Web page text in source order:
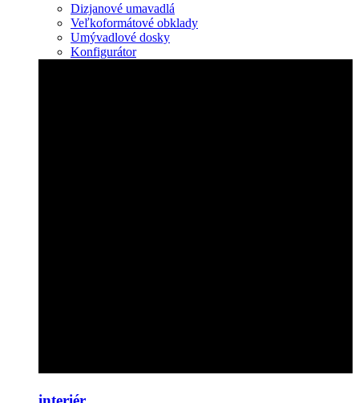
Dizjanové umavadlá
Veľkoformátové obklady
Umývadlové dosky
Konfigurátor